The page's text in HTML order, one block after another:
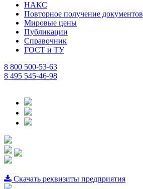
НАКС
Повторное получение документов
Мировые цены
Публикации
Справочник
ГОСТ и ТУ
8 800 500-53-63
8 495 545-46-98
Скачать реквизиты предприятия